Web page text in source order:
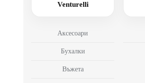
Venturelli
Аксесоари
Бухалки
Въжета